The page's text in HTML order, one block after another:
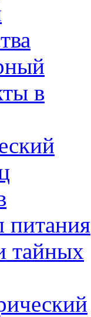
в
питания
тайных